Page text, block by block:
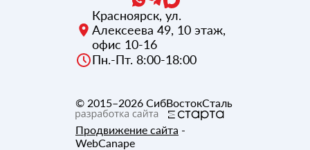
Красноярск, ул.
Алексеева 49, 10 этаж,
офис 10-16
Пн.-Пт. 8:00-18:00
© 2015–2026 СибВостокСталь
Продвижение сайта -
WebCanape